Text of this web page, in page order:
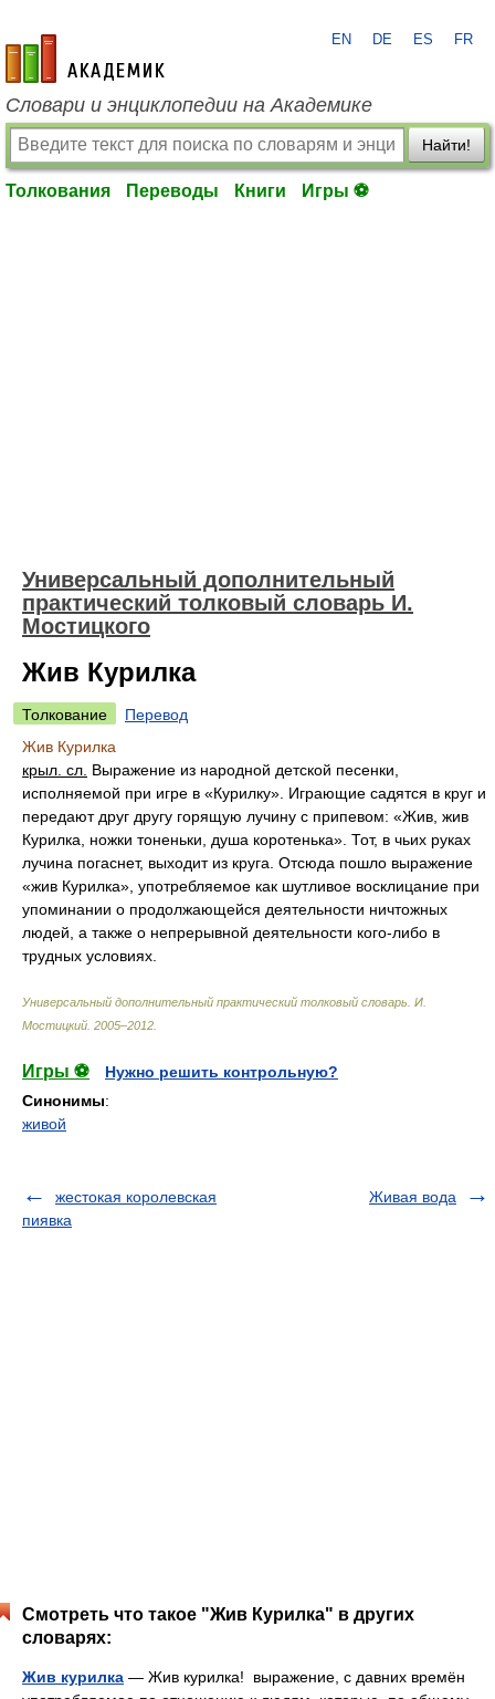
academic.ru
EN DE ES FR
Словари и энциклопедии на Академике
Найти!
Толкования Переводы Книги Игры ⚽
Универсальный дополнительный
практический толковый словарь И.
Мостицкого
Жив Курилка
Толкование
Перевод
Жив Курилка
крыл. сл. Выражение из народной детской песенки,
исполняемой при игре в «Курилку». Играющие садятся в круг и
передают друг другу горящую лучину с припевом: «Жив, жив
Курилка, ножки тоненьки, душа коротенька». Тот, в чьих руках
лучина погаснет, выходит из круга. Отсюда пошло выражение
«жив Курилка», употребляемое как шутливое восклицание при
упоминании о продолжающейся деятельности ничтожных
людей, а также о непрерывной деятельности кого-либо в
трудных условиях.
Универсальный дополнительный практический толковый словарь И.
Мостицкий 2005–2012
Игры ⚽
Нужно решить контрольную?
Синонимы:
живой
жестокая королевская
пиявка
Живая вода
Смотреть что такое "Жив Курилка" в других
словарях:
Жив курилка — Жив курилка! выражение, с давних времён